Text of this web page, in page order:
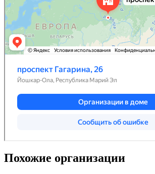
Похожие организации